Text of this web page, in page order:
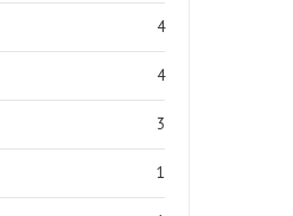
4
4
3
1